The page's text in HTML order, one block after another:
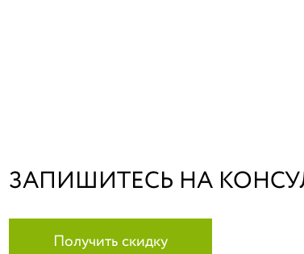
ЗАПИШИТЕСЬ НА
Получить скидку